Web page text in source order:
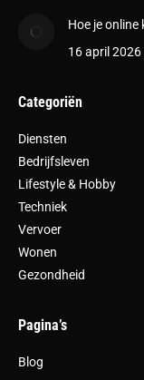
Hoe je
16 april 2026
Categoriën
Diensten
Bedrijfsleven
Lifestyle & Hobby
Techniek
Vervoer
Wonen
Gezondheid
Pagina’s
Blog